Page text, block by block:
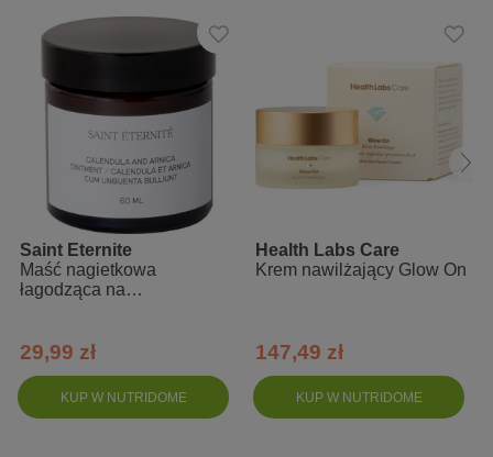
Stearic Acid, Glyceryl Stearate Citrate,Tocopheryl Acetate, Prunus
Amygdalus Dulcis Oil, Sodium Lauroyl Glutamate, BenzylAlcohol,
Rosa Canina Fruit Extract, Urea, Rosa Canina Seed Oil,
Panthenol, Parfum,Butyrospermum Parkii Butter, Acacia Senegal
Gum, Xanthan Gum, Lactic Acid, Dehydroacetic Acid, Sodium
Phytate, Pantolactone, Citric Acid, Rosmarinus Officinalis Leaf
KUP W NUTRIDOME
Saint Eternite
Maść nagietkowa
łagodząca na
29,99 zł
KUP W NUTRIDOME
Health Labs Care
Krem nawilżający Glow On
147,49 zł